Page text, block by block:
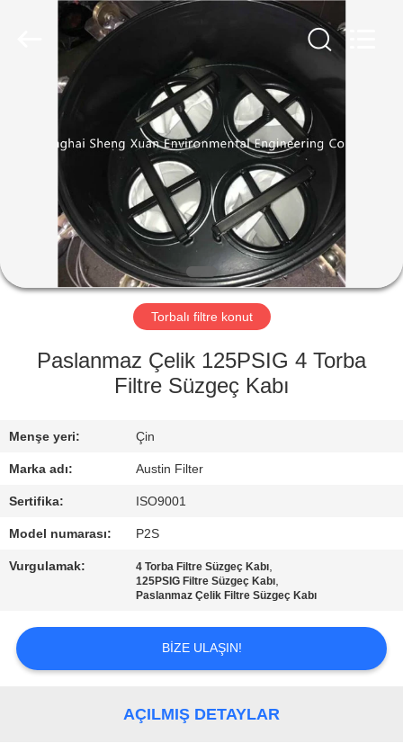
ÜRÜN:%
HAKKIMIZDA
FABRIKA
BIZIMLE
ILETIŞIME
GEÇIN
BIR
ISTEĞI
Torbalı filtre konut
Paslanmaz Çelik 125PSIG 4 Torba
Filtre Süzgeç Kabı
Menşe yeri: Çin
Marka adı: Austin Filter
Sertifika: ISO9001
Model numarası: P2S
Vurgulamak: 4 Torba Filtre Süzgeç Kabı,
125PSIG Filtre Süzgeç Kabı,
Paslanmaz Çelik Filtre Süzgeç Kabı
BIZE ULAŞIN!
AÇILMIŞ DETAYLAR